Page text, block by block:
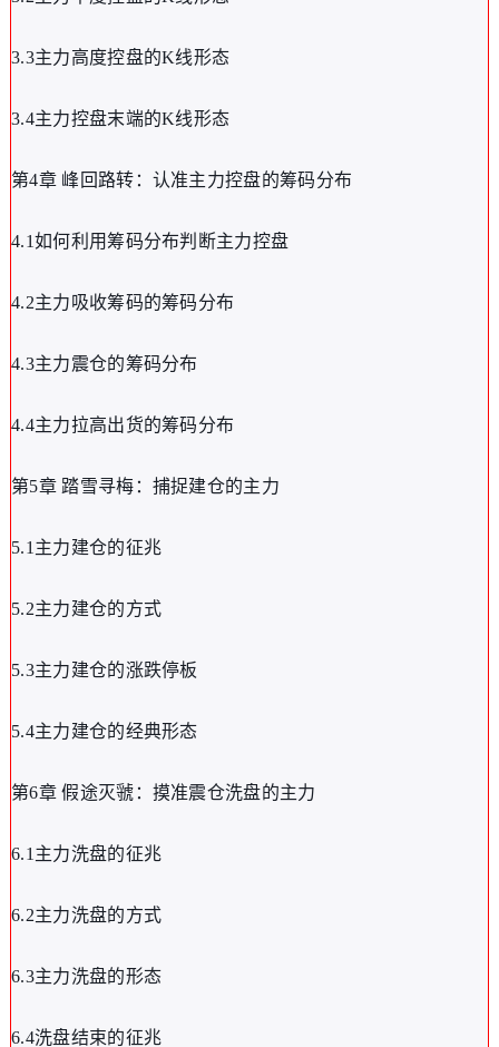
3.3主力高度控盘的K线形态
3.4主力控盘末端的K线形态
第4章 峰回路转：认准主力控盘的筹码分布
4.1如何利用筹码分布判断主力控盘
4.2主力吸收筹码的筹码分布
4.3主力震仓的筹码分布
4.4主力拉高出货的筹码分布
第5章 踏雪寻梅：捕捉建仓的主力
5.1主力建仓的征兆
5.2主力建仓的方式
5.3主力建仓的涨跌停板
5.4主力建仓的经典形态
第6章 假途灭虢：摸准震仓洗盘的主力
6.1主力洗盘的征兆
6.2主力洗盘的方式
6.3主力洗盘的形态
6.4洗盘结束的征兆